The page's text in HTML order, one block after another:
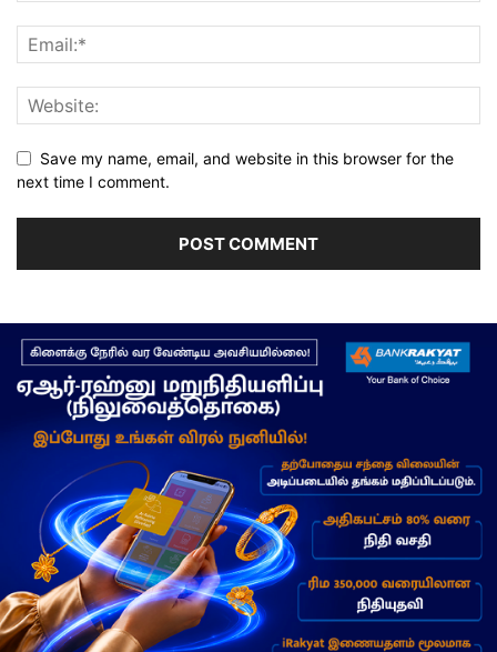
Save my name, email, and website in this browser for the
next time I comment.